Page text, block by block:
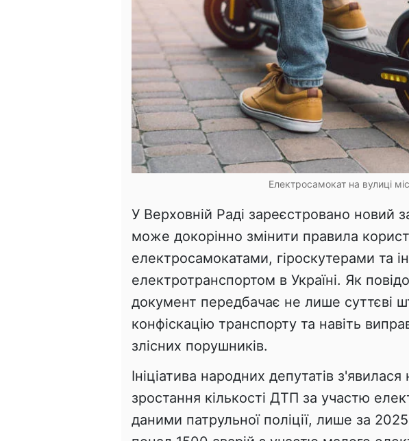
Електросамокат на вулиці
У Верховній Раді зареєстровано новий
може докорінно змінити правила
електросамокатами, гіроскутерами та
електротранспортом в Україні. Як
документ передбачає не лише суттєві
конфіскацію транспорту та навіть
злісних порушників.
Ініціатива народних депутатів з'явилася
зростання кількості ДТП за участю
даними патрульної поліції, лише за 2025